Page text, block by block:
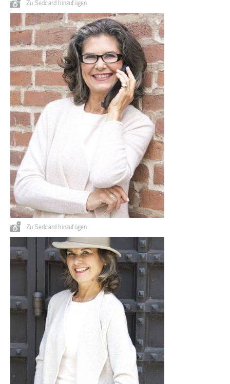
Zu Sedcard hinzufügen
Zu Sedcard hinzufügen